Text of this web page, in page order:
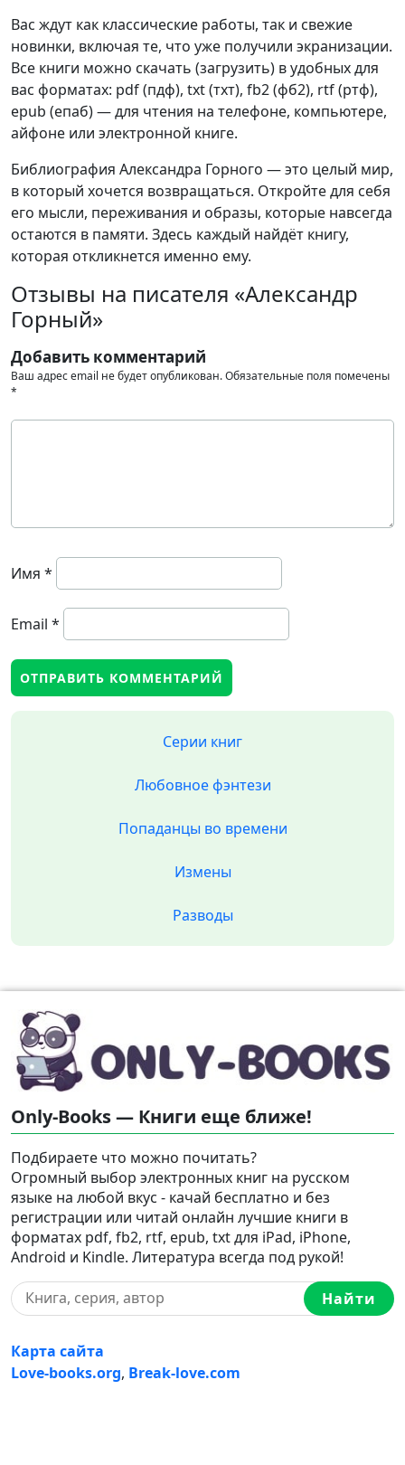
Вас ждут как классические работы, так и свежие
новинки, включая те, что уже получили экранизации.
Все книги можно скачать (загрузить) в удобных для
вас форматах: pdf (пдф), txt (тхт), fb2 (фб2), rtf (ртф),
epub (епаб) — для чтения на телефоне, компьютере,
айфоне или электронной книге.
Библиография Александра Горного — это целый мир,
в который хочется возвращаться. Откройте для себя
его мысли, переживания и образы, которые навсегда
остаются в памяти. Здесь каждый найдёт книгу,
которая откликнется именно ему.
Отзывы на писателя «Александр
Горный»
Добавить комментарий
Ваш адрес email не будет опубликован.Обязательные поля помечены
*
Имя *
Email *
Серии книг
Любовное фэнтези
Попаданцы во времени
Измены
Разводы
Only-Books — Книги еще ближе!
Подбираете что можно почитать?
Огромный выбор электронных книг на русском
языке на любой вкус - качай бесплатно и без
регистрации или читай онлайн лучшие книги в
форматах pdf, fb2, rtf, epub, txt для iPad, iPhone,
Android и Kindle. Литература всегда под рукой!
Найти
Карта сайта
Love-books.org, Break-love.com